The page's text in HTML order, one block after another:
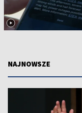
NAJNOWSZE